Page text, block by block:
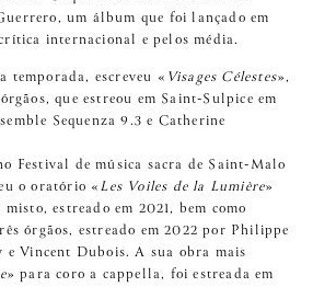
um álbum que foi lançado em
internacional e pelos média.
temporada, escreveu « Visages Célestes»,
que estreou em Saint-Sulpice em
Sequenza 9.3 e Catherine
Festival de música sacra de Saint-Malo
o oratório «Les Voiles de la Lumière»
estreado em 2021, bem como
órgãos, estreado em 2022 por Philippe
Vincent Dubois. A sua obra mais
» para coro a cappella, foi estreada em